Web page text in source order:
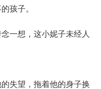
孩子。
一想，这小妮子未经人
失望，拖着他的身子换